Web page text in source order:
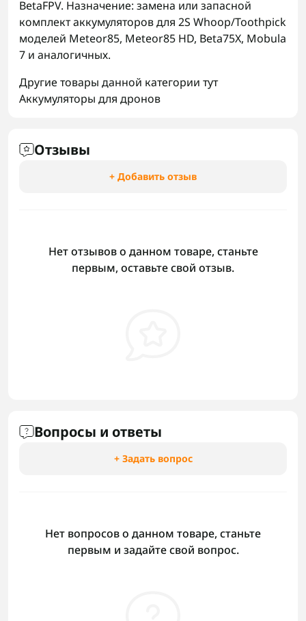
BetaFPV. Назначение: замена или запасной
комплект аккумуляторов для 2S Whoop/Toothpick
моделей Meteor85, Meteor85 HD, Beta75X, Mobula
7 и аналогичных.
Другие товары данной категории тут
Аккумуляторы для дронов
Отзывы
+ Добавить отзыв
Нет отзывов о данном товаре, станьте
первым, оставьте свой отзыв.
Вопросы и ответы
+ Задать вопрос
Нет вопросов о данном товаре, станьте
первым и задайте свой вопрос.